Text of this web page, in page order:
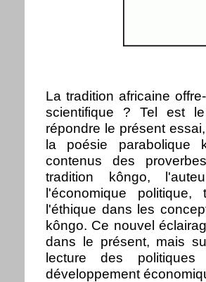
La tradition africaine
scientifique ? Tel est
répondre le présent
la poésie parabolique
contenus des
tradition kôngo,
l'économique
l'éthique dans les
kôngo. Ce nouvel
dans le présent, mais
lecture des
développement